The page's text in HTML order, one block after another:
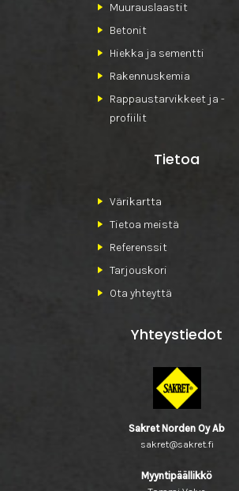
Muurauslaastit
Betonit
Hiekka ja sementti
Rakennuskemia
Rappaustarvikkeet ja -
profiilit
Tietoa
Värikartta
Tietoa meistä
Referenssit
Tarjouskori
Ota yhteyttä
Yhteystiedot
Sakret Norden Oy Ab
sakret@sakret.fi
Myyntipäällikkö